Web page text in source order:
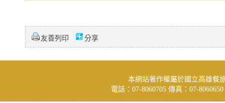
友善列印 分享
本網站著作權屬於國立高雄餐
電話：07-8060705 傳真：07-